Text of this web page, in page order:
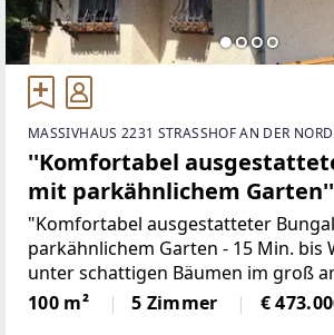
MASSIVHAUS 2231 STRASSHOF AN DER
''Komfortabel
mit parkähnlichem Garten''
"Komfortabel ausgestatteter
parkähnlichem Garten - 15 Min. bis Wien"
unter schattigen Bäumen im groß
Garten finden Sie bei dieser
Liegenschaft mit voll
100 m² 5 Zimmer €